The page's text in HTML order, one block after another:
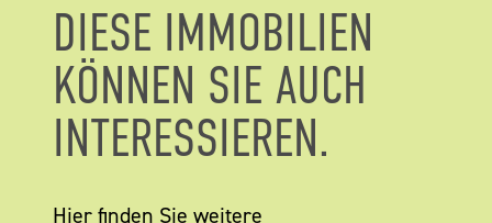
DIESE IMMOBILIEN
KÖNNEN SIE AUCH
INTERESSIEREN.
Hier finden Sie weitere